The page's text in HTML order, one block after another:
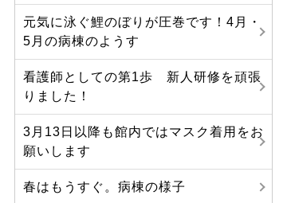
元気に泳ぐ鯉のぼりが圧巻です！4月・
5月の病棟のようす
看護師としての第1歩 新人研修を頑張
りました！
3月13日以降も館内ではマスク着用をお
願いします
春はもうすぐ。病棟の様子